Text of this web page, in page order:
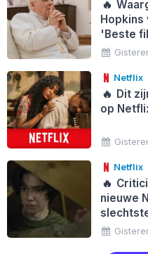
🔥
Hopkins
'Beste
Netflix
🔥 Dit
op
Netflix
🔥
nieuwe